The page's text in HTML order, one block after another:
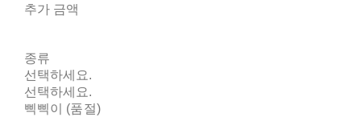
추가 금액
종류
선택하세요.
선택하세요.
삑삑이 (품절)